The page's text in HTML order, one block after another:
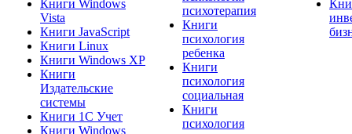
Книги Windows
Vista
Книги JavaScript
Книги Linux
Книги Windows XP
Книги
Издательские
системы
Книги 1C Учет
Книги Windows
психотерапия
Книги
психология
ребенка
Книги
психология
социальная
Книги
психология